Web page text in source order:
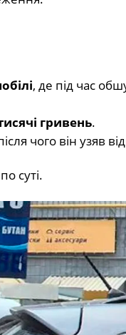
, де під час
гривень.
чого він узяв
суті.